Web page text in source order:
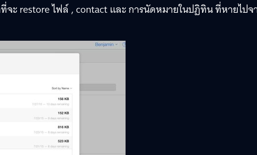
จะ restore ไฟล์ , contact และ การนัดหมายในปฏิทิน ที่หายไปจ